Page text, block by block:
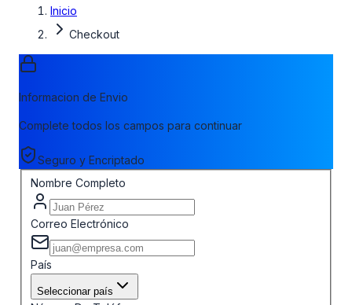
Inicio
Checkout
Informacion de Envio
Complete todos los campos para continuar
Seguro y Encriptado
Nombre Completo
Correo Electrónico
País
Seleccionar país